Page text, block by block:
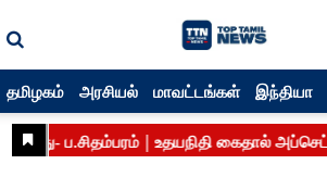
தமிழகம் அரசியல் மாவட்டங்கள் இந்தியா